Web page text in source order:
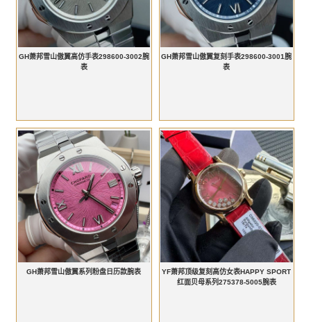
GH萧邦雪山傲翼高仿手表298600-3002腕
表
GH萧邦雪山傲翼复刻手表298600-3001腕
表
GH萧邦雪山傲翼系列粉盘日历款腕表
YF萧邦顶级复刻高仿女表HAPPY SPORT
红面贝母系列275378-5005腕表